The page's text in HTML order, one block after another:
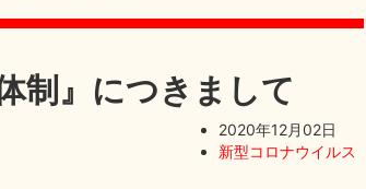
制』につきまして
2020年12月02日
新型コロナウイルス